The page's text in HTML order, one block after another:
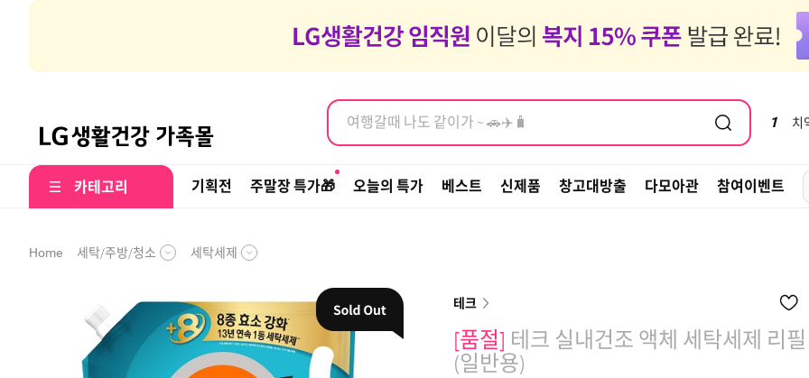
염색약, 염모제, 새치
염색약, 염모제, 새치 1 치
카테고리 기획전 주말장 특가🎁 오늘의 특가 베스트 신제품 창고대방출 다모아관 참여이벤트
Home 세탁/주방/청소 세탁세제
테크
[품절] 테크 실내건조 액체 세탁세제 리
(일반용)